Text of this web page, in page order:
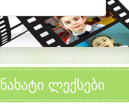
ნახატი ლექსები